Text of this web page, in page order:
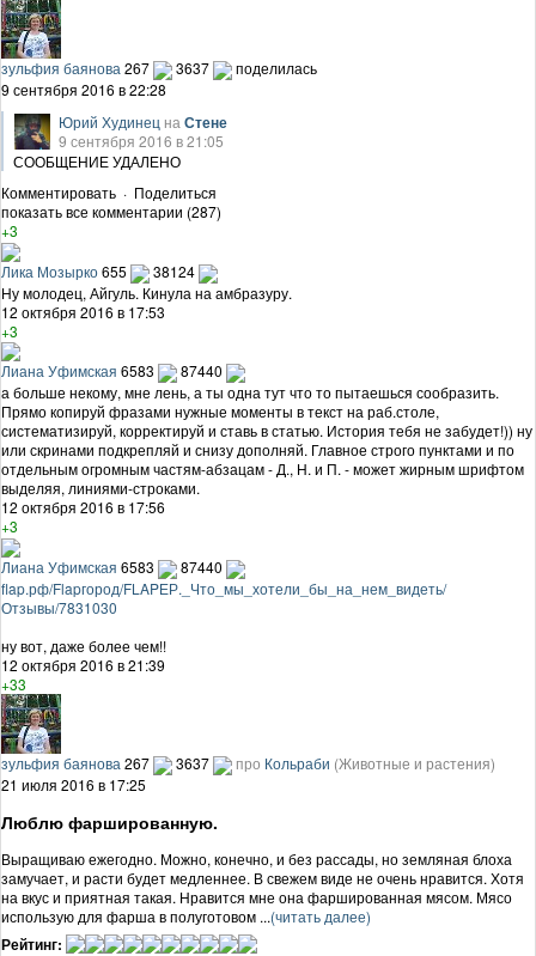
зульфия баянова 267 3637
поделилась
9 сентября 2016 в 22:28
Юрий Худинец на Стене
9 сентября 2016 в 21:05
СООБЩЕНИЕ УДАЛЕНО
Комментировать · Поделиться
показать все комментарии (287)
+3
Лика Мозырко655
38124
Ну молодец, Айгуль. Кинула на амбразуру.
12 октября 2016 в 17:53
+3
Лиана Уфимская 6583
87440
а больше некому, мне лень, а ты одна тут что то пытаешься сообразить.
Прямо копируй фразами нужные моменты в текст на раб.столе,
систематизируй, корректируй и ставь в статью. История тебя не забудет!)) ну
или скринами подкрепляй и снизу дополняй. Главное строго пунктами и по
отдельным огромным частям-абзацам - Д., Н. и П. - может жирным шрифтом
выделяя, линиями-строками.
12 октября 2016 в 17:56
+3
Лиана Уфимская 6583
87440
flap.рф/Flapгород/FLAPЕР._Что_мы_хотели_бы_на_нем_видеть/
Отзывы/7831030
ну вот, даже более чем!!
12 октября 2016 в 21:39
+33
зульфия баянова 267 3637 про Кольраби (Животные и растения)
21 июля 2016 в 17:25
Люблю фаршированную.
Выращиваю ежегодно. Можно, конечно, и без рассады, но земляная блоха
замучает, и расти будет медленнее. В свежем виде не очень нравится. Хотя
на вкус и приятная такая. Нравится мне она фаршированная мясом. Мясо
использую для фарша в полуготовом ...(читать далее)
Рейтинг: